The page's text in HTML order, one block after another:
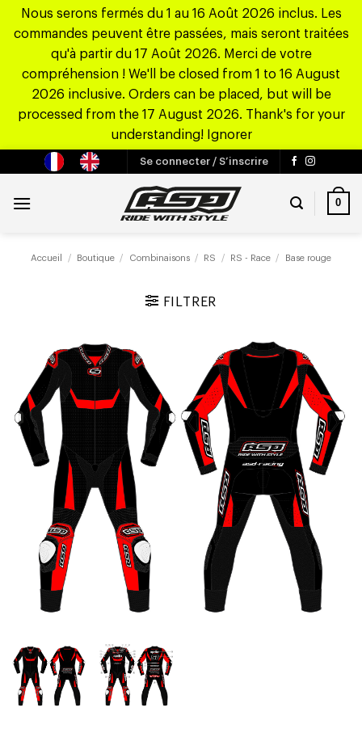
Nous serons fermés du 1 au 16 Août 2026 inclus. Les
commandes peuvent être passées, mais seront traitées
qu'à partir du 17 Août 2026. Merci de votre
compréhension ! We'll be closed from 1 to 16 August
2026 inclusive. Orders can be placed, but will be
processed from the 17 August 2026. Thank's for your
understanding! Ignorer
contenu
Se connecter / S’inscrire
0
Accueil / Boutique / Combinaisons / RS / RS - Race / Base rouge
FILTRER